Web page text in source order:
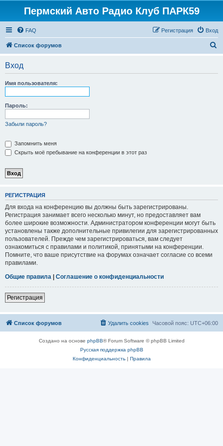
Пермский Авто Радио Клуб ПАРК59
FAQ Вход
Регистрация
Список форумов
Вход
Имя пользователя:
Пароль:
Забыли пароль?
Запомнить меня
Скрыть моё пребывание на конференции в этот раз
РЕГИСТРАЦИЯ
Для входа на конференцию вы должны быть зарегистрированы.
Регистрация занимает всего несколько минут, но предоставляет вам
более широкие возможности. Администратором конференции могут быть
установлены также дополнительные привилегии для зарегистрированных
пользователей. Прежде чем зарегистрироваться, вам следует
ознакомиться с правилами и политикой, принятыми на конференции.
Помните, что ваше присутствие на форумах означает согласие со всеми
правилами.
Общие правила | Соглашение о конфиденциальности
Регистрация
Список форумов Часовой пояс: UTC+06:00
Удалить cookies
Создано на основе phpBB® Forum Software © phpBB Limited
Русская поддержка phpBB
Конфиденциальность| Правила